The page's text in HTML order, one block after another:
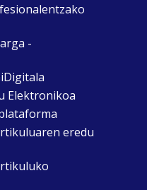
-
Elektronikoa
eredu